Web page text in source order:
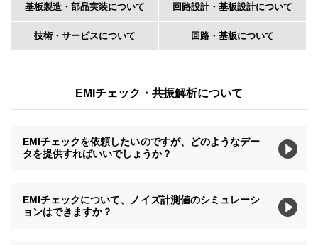
基板製造・部品実装について 回路設計・基板設計について
技術・サービスについて 回路・基板について
EMIチェック・共振解析について
EMIチェックを依頼したいのですが、どのようなデー
タを提供すればいいでしょうか？
EMIチェックについて、ノイズ計測値のシミュレーシ
ョンはできますか？